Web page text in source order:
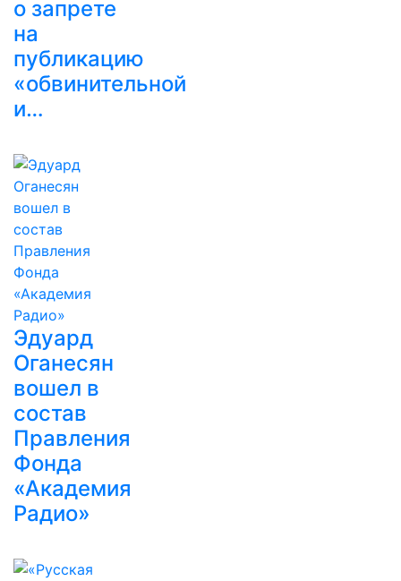
о запрете
на
публикацию
«обвинительной
и…
Эдуард
Оганесян
вошел в
состав
Правления
Фонда
«Академия
Радио»